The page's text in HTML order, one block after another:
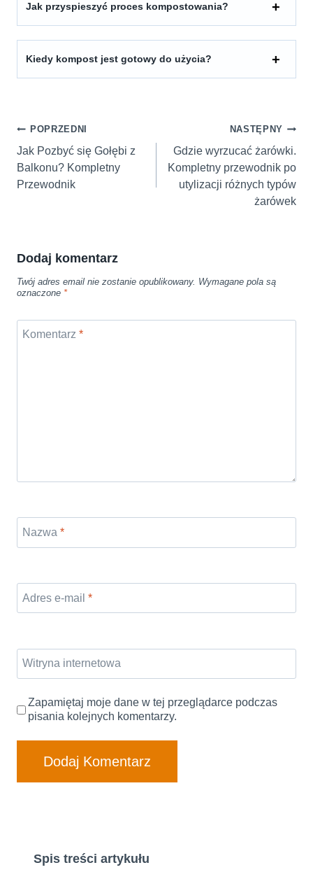
Jak przyspieszyć proces kompostowania?
Kiedy kompost jest gotowy do użycia?
Nawigacja
wpisu
POPRZEDNI
Jak Pozbyć się Gołębi z
Balkonu? Kompletny
Przewodnik
NASTĘPNY
Gdzie wyrzucać żarówki.
Kompletny przewodnik po
utylizacji różnych typów
żarówek
Dodaj komentarz
Twój adres email nie zostanie opublikowany. Wymagane pola są
oznaczone *
Komentarz *
Nazwa *
Adres e-mail *
Witryna internetowa
Zapamiętaj moje dane w tej przeglądarce podczas
pisania kolejnych komentarzy.
Spis treści artykułu